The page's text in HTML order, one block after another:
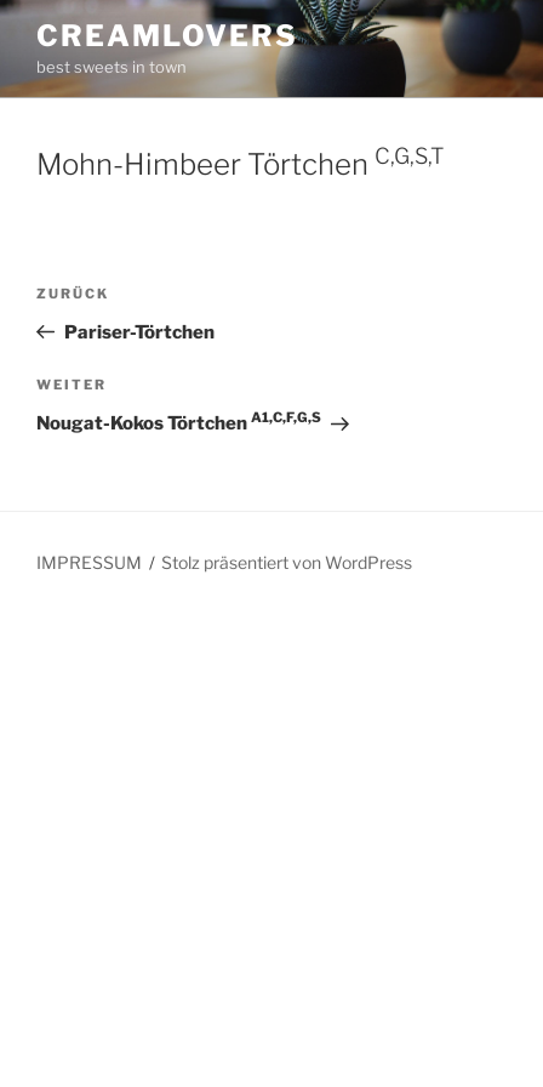
Zum
Inhalt
springen
CREAMLOVERS
best sweets in town
Mohn-Himbeer Törtchen C,G,S,T
Beitragsnavigation
Vorheriger
Beitrag
ZURÜCK
Pariser-Törtchen
Nächster
Beitrag
WEITER
Nougat-Kokos Törtchen A1,C,F,G,S
IMPRESSUM Stolz präsentiert von WordPress